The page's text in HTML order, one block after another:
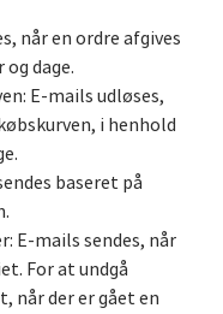
når en ordre afgives
dage.
E-mails udløses,
i henhold
baseret på
E-mails sendes, når
For at undgå
når der er gået en